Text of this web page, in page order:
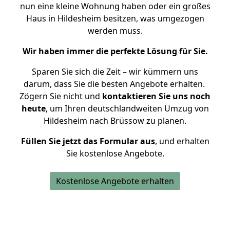
nun eine kleine Wohnung haben oder ein großes
Haus in Hildesheim besitzen, was umgezogen
werden muss.
Wir haben immer die perfekte Lösung für Sie.
Sparen Sie sich die Zeit – wir kümmern uns
darum, dass Sie die besten Angebote erhalten.
Zögern Sie nicht und kontaktieren Sie uns noch
heute, um Ihren deutschlandweiten Umzug von
Hildesheim nach Brüssow zu planen.
Füllen Sie jetzt das Formular aus, und erhalten
Sie kostenlose Angebote.
Kostenlose Angebote erhalten